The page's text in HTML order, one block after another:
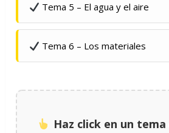
Tema 5 – El agua y el aire
Tema 6 – Los materiales
Haz click en un tema